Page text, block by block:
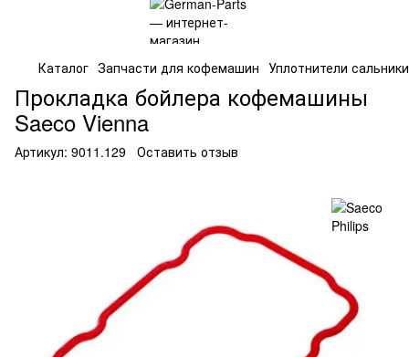
Каталог Запчасти для кофемашин Уплотнители
Прокладка бойлера кофемашины
Saeco Vienna
Артикул: 9011.129 Оставить отзыв